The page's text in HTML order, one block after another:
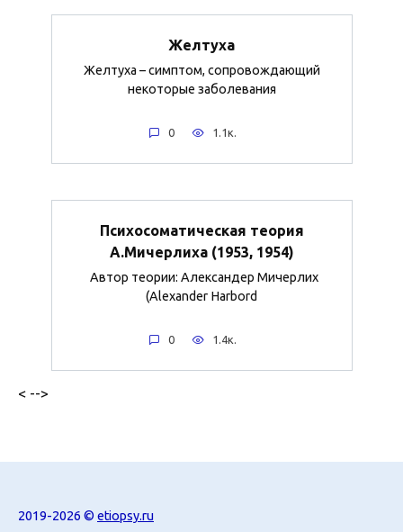
Желтуха
Желтуха – симптом, сопровождающий
некоторые заболевания
0 1.1к.
Психосоматическая теория
А.Мичерлиха (1953, 1954)
Автор теории: Александер Мичерлих
(Alexander Harbord
0 1.4к.
< -->
2019-2026 © etiopsy.ru